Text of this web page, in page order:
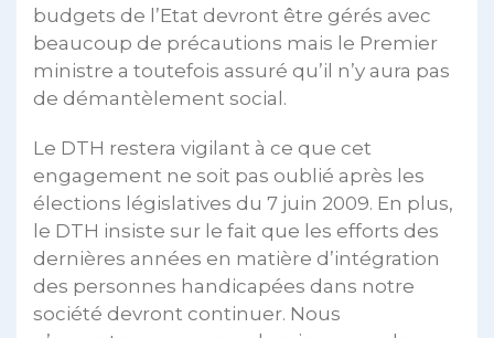
budgets de l’Etat devront être gérés avec
beaucoup de précautions mais le Premier
ministre a toutefois assuré qu’il n’y aura pas
de démantèlement social.
Le DTH restera vigilant à ce que cet
engagement ne soit pas oublié après les
élections législatives du 7 juin 2009. En plus,
le DTH insiste sur le fait que les efforts des
dernières années en matière d’intégration
des personnes handicapées dans notre
société devront continuer. Nous